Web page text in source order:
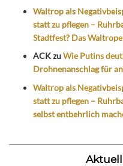
Waltrop als
statt zu pflegen –
Stadtfest? Das
ACKzuWie Putins
Drohnenanschlag für
Waltrop als
statt zu pflegen –
selbst entbehrlich